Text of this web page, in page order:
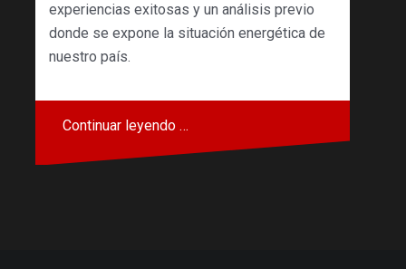
experiencias exitosas y un análisis previo
donde se expone la situación energética de
nuestro país.
Continuar leyendo …